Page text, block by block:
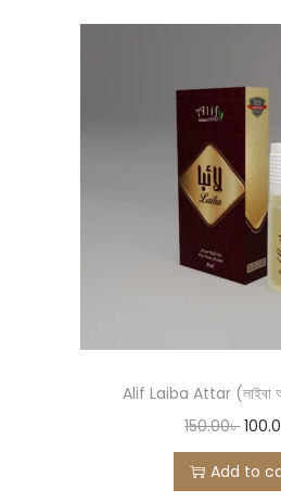
Alif Laiba Attar
150.00৳
Add to